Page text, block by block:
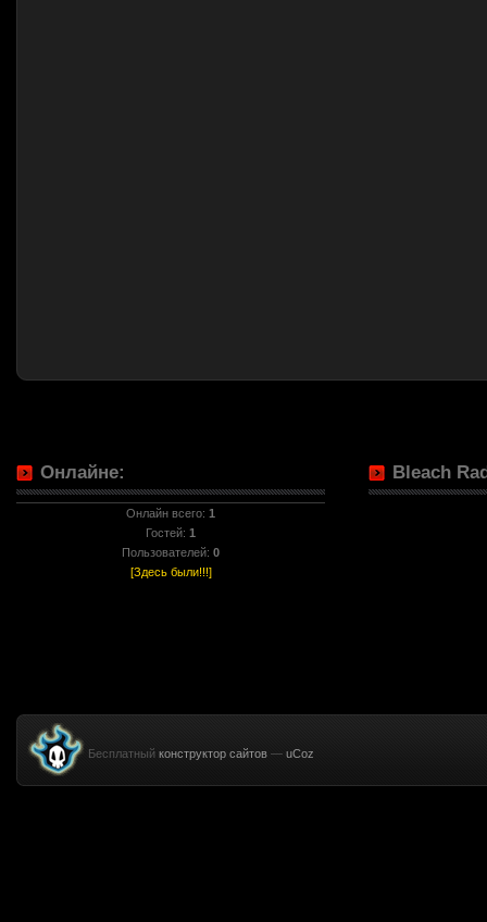
Онлайне:
Онлайн всего: 1
Гостей: 1
Пользователей: 0
[Здесь были!!!]
Bleach
Бесплатный конструктор сайтов — uCoz